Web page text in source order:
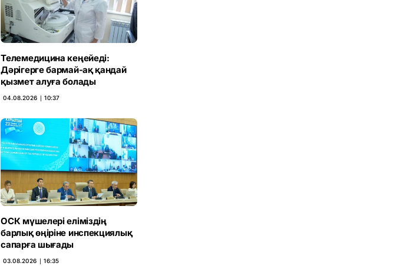
Телемедицина кеңейеді:
Дәрігерге бармай-ақ қандай
қызмет алуға болады
04.08.2026 ∣ 10:37
ОСК мүшелері еліміздің
барлық өңіріне инспекциялық
сапарға шығады
03.08.2026 ∣ 16:35